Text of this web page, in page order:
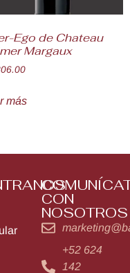
Ego de Chateau
Margaux
más
CON
NOSOTROS
+52 624
142